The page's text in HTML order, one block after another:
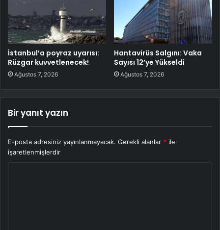
İstanbul’a poyraz uyarısı:
Rüzgar kuvvetlenecek!
Ağustos 7, 2026
Hantavirüs Salgını: Vaka
Sayısı 12’ye Yükseldi
Ağustos 7, 2026
Bir yanıt yazın
E-posta adresiniz yayınlanmayacak. Gerekli alanlar * ile
işaretlenmişlerdir